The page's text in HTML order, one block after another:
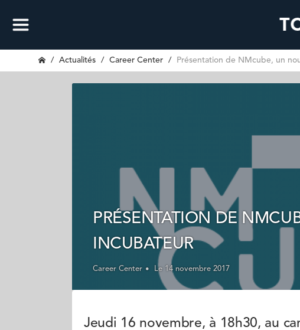
Actualités Career Center Présentation de NMcube, un
PRÉSENTATION DE
INCUBATEUR
Career Center Le 14 novembre 2017
Jeudi 16 novembre, à 18h30, au